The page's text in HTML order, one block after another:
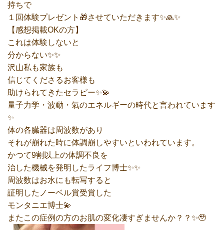
持ちで
１回体験プレゼント🎁させていただきます✨🙏✨
【感想掲載OKの方】
これは体験しないと
分からない✨✨
沢山私も家族も
信じてくださるお客様も
助けられてきたセラピー✨💫
量子力学・波動・氣のエネルギーの時代と言われています
✨
体の各臓器は周波数があり
それが崩れた時に体調崩しやすいといわれています。
かつて9割以上の体調不良を
治した機械を発明したライフ博士✨✨
周波数はお水にも転写すると
証明したノーベル賞受賞した
モンタニエ博士💫
またこの症例の方のお肌の変化凄すぎませんか？？✨🥹